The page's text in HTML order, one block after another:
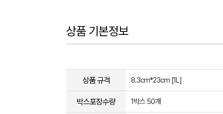
상품 기본정보
상품 규격 8.3cm*23cm [1L]
박스포장수량 1박스 50개